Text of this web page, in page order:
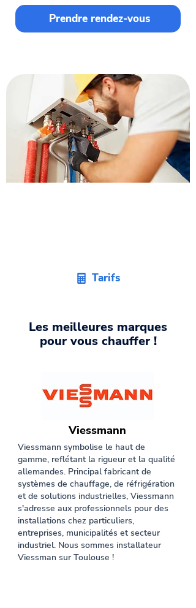
Prendre rendez-vous
Tarifs
Les meilleures marques
pour vous chauffer !
Viessmann
Viessmann symbolise le haut de
gamme, reflétant la rigueur et la qualité
allemandes. Principal fabricant de
systèmes de chauffage, de réfrigération
et de solutions industrielles, Viessmann
s'adresse aux professionnels pour des
installations chez particuliers,
entreprises, municipalités et secteur
industriel. Nous sommes installateur
Viessman sur Toulouse !